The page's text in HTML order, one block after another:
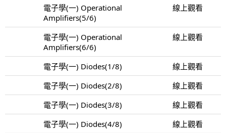
電子學(一) Operational
Amplifiers(5/6)
線上觀看
電子學(一) Operational
Amplifiers(6/6)
線上觀看
電子學(一) Diodes(1/8)
線上觀看
電子學(一) Diodes(2/8)
線上觀看
電子學(一) Diodes(3/8)
線上觀看
電子學(一) Diodes(4/8)
線上觀看